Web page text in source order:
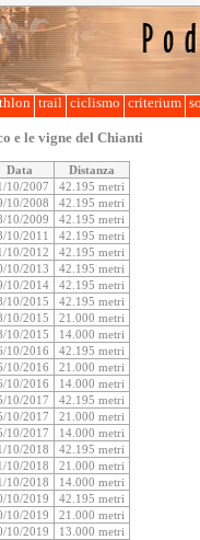
trail ciclismo criterium
e le vigne del Chianti
Data
Distanza
10/2007
42.195 metri
10/2008
42.195 metri
10/2009
42.195 metri
10/2011
42.195 metri
10/2012
42.195 metri
10/2013
42.195 metri
10/2014
42.195 metri
10/2015
42.195 metri
10/2015
21.000 metri
10/2015
14.000 metri
10/2016
42.195 metri
10/2016
21.000 metri
10/2016
14.000 metri
10/2017
42.195 metri
10/2017
21.000 metri
10/2017
14.000 metri
10/2018
42.195 metri
10/2018
21.000 metri
10/2018
14.000 metri
10/2019
42.195 metri
10/2019
21.000 metri
10/2019
13.000 metri